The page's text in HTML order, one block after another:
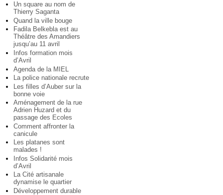
Un square au nom de
Thierry Saganta
Quand la ville bouge
Fadila Belkebla est au
Théâtre des Amandiers
jusqu’au 11 avril
Infos formation mois
d’Avril
Agenda de la MIEL
La police nationale recrute
Les filles d’Auber sur la
bonne voie
Aménagement de la rue
Adrien Huzard et du
passage des Ecoles
Comment affronter la
canicule
Les platanes sont
malades !
Infos Solidarité mois
d’Avril
La Cité artisanale
dynamise le quartier
Développement durable